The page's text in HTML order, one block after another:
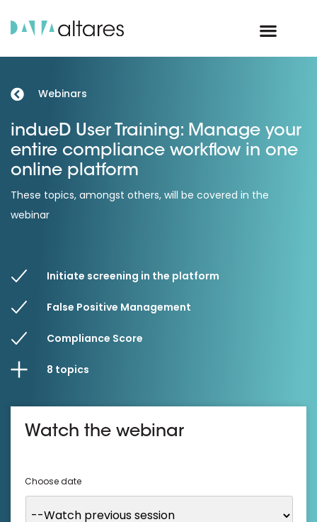
Webinars
indueD User Training: Manage your
entire compliance workflow in one
online platform
These topics, amongst others, will be covered in the
webinar
Initiate screening in the platform
False Positive Management
Compliance Score
8 topics
Watch the webinar
Choose date